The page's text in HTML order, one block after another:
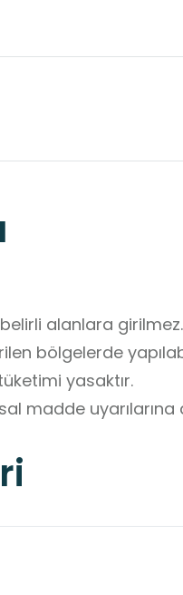
alanlara girilmez.
bölgelerde
yasaktır.
madde